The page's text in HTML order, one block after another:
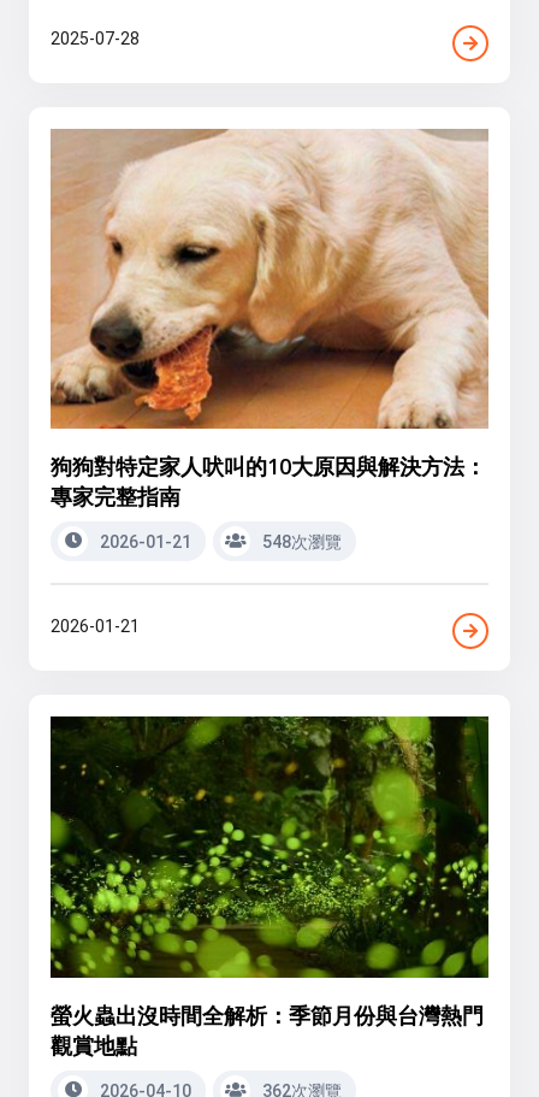
2025-07-28
狗狗對特定家人吠叫的10大原因與解決方法：
專家完整指南
2026-01-21 548次瀏覽
2026-01-21
螢火蟲出沒時間全解析：季節月份與台灣熱門
觀賞地點
2026-04-10 362次瀏覽